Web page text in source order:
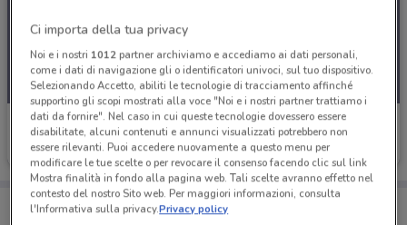
Panorama
Scade mercoledì
Porta DoveConviene sempre con te!
Ci importa della tua privacy
Noi e i nostri 1012partner archiviamo e accediamo ai dati personali,
come i dati di navigazione gli o identificatori univoci, sul tuo dispositivo.
Selezionando Accetto, abiliti le tecnologie di tracciamento affinché
supportino gli scopi mostrati alla voce "Noi e i nostri partner trattiamo i
dati da fornire". Nel caso in cui queste tecnologie dovessero essere
disabilitate, alcuni contenuti e annunci visualizzati potrebbero non
essere rilevanti. Puoi accedere nuovamente a questo menu per
modificare le tue scelte o per revocare il consenso facendo clic sul link
Mostra finalità in fondo alla pagina web. Tali scelte avranno effetto nel
contesto del nostro Sito web. Per maggiori informazioni, consulta
l'Informativa sulla privacy.Privacy policy